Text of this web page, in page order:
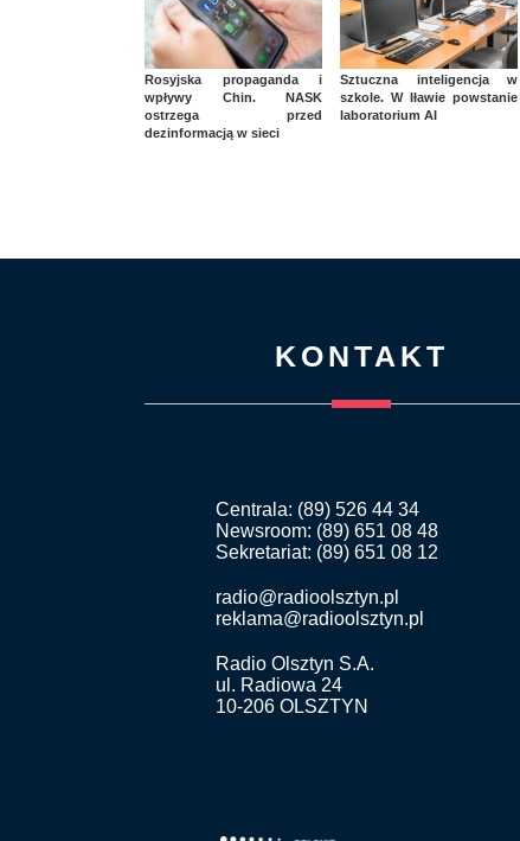
Rosyjska propaganda i
wpływy Chin. NASK
ostrzega przed
dezinformacją w sieci
Sztuczna inteligencja w
szkole. W Iławie powstanie
laboratorium AI
KONTAKT
Centrala: (89) 526 44 34
Newsroom: (89) 651 08 48
Sekretariat: (89) 651 08 12
radio@radioolsztyn.pl
reklama@radioolsztyn.pl
Radio Olsztyn S.A.
ul. Radiowa 24
10-206 OLSZTYN